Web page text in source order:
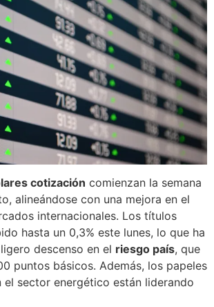
cotización comienzan la semana
alineándose con una mejora en el
internacionales. Los títulos
hasta un 0,3% este lunes, lo que ha
descenso en el riesgo país, que
puntos básicos. Además, los papeles
el sector energético están liderando